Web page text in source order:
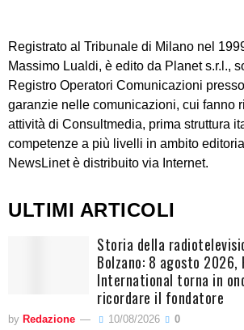
Registrato al Tribunale di Milano nel
Massimo Lualdi, è edito da Planet s.r.l.,
Registro Operatori Comunicazioni
garanzie nelle comunicazioni, cui fanno
attività di Consultmedia, prima struttura
competenze a più livelli in ambito
NewsLinet è distribuito via Internet.
ULTIMI ARTICOLI
Storia della
Bolzano: 8 agosto 2026,
International torna in
ricordare il fondatore
by Redazione 10/08/2026 0